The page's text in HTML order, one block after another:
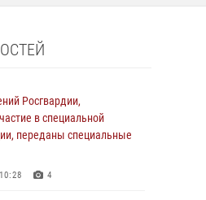
Росгвардии,
в специальной
переданы специальные
4